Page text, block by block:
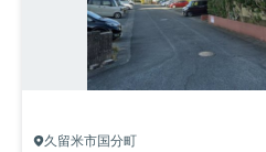
久留米市国分町